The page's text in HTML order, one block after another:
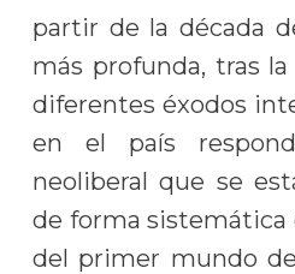
partir de la década
más profunda, tras
diferentes éxodos
en el país
neoliberal que se
de forma sistemática
del primer mundo